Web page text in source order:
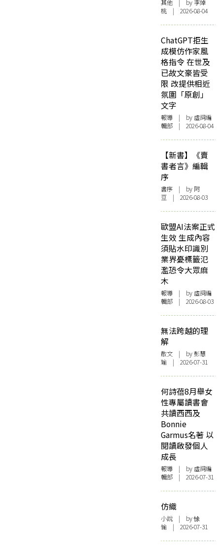
其他 | by 李焯
桃 | 2026-08-04
ChatGPT拒生
成模仿作家風
格指令 在世及
已故文豪皆受
限 改提供相近
氛圍「原創」
文字
報導 | by 虛詞編
輯部 | 2026-08-04
【新書】《賣
書者言》編輯
序
書序 | by 阿
豆 | 2026-08-03
歐盟AI法案正式
生效 生成內容
須貼水印識別
業界憂標籤氾
濫恐令大眾麻
木
報導 | by 虛詞編
輯部 | 2026-08-03
無法跨越的理
解
散文 | by 彭慧
瑜 | 2026-07-31
何詩蓓8月舉女
性專屬讀書會
共讀西西及
Bonnie
Garmus名著 以
閱讀啟發個人
成長
報導 | by 虛詞編
輯部 | 2026-07-31
仿織
小說 | by 悇
愉 | 2026-07-31